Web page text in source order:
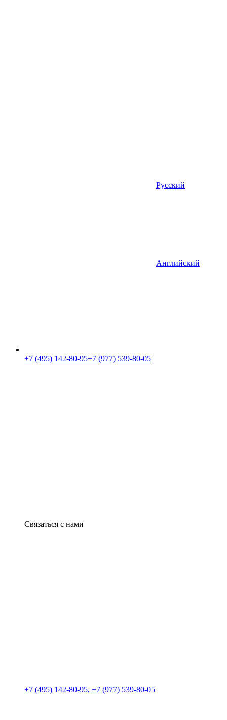
Русский
Английский
+7 (495) 142-80-95+7 (977) 539-80-05
Связаться с нами
+7 (495) 142-80-95, +7 (977) 539-80-05